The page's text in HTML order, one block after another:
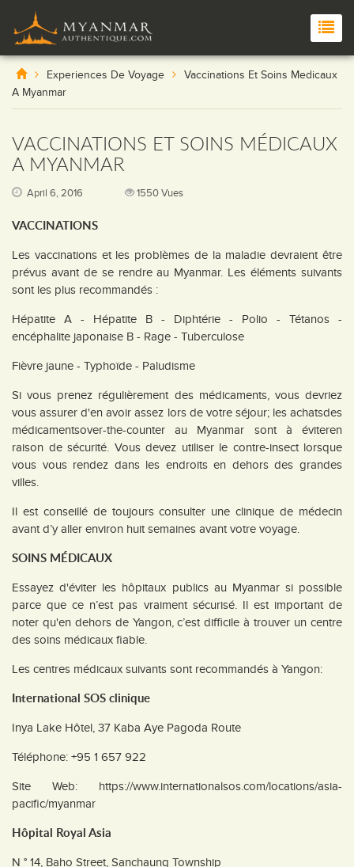
Experiences De Voyage
Vaccinations Et Soins Medicaux
A Myanmar
VACCINATIONS ET SOINS MÉDICAUX
A MYANMAR
April 6, 2016 1550 Vues
VACCINATIONS
Les vaccinations et les problèmes de la maladie devraient être
prévus avant de se rendre au Myanmar. Les éléments suivants
sont les plus recommandés :
Hépatite A - Hépatite B - Diphtérie - Polio - Tétanos -
encéphalite japonaise B - Rage - Tuberculose
Fièvre jaune - Typhoïde - Paludisme
Si vous prenez régulièrement des médicaments, vous devriez
vous assurer d'en avoir assez lors de votre séjour; les achatsdes
médicamentsover-the-counter au Myanmar sont à éviteren
raison de sécurité. Vous devez utiliser le contre-insect lorsque
vous vous rendez dans les endroits en dehors des grandes
villes.
Il est conseillé de toujours consulter une clinique de médecin
avant d’y aller environ huit semaines avant votre voyage.
SOINS MÉDICAUX
Essayez d'éviter les hôpitaux publics au Myanmar si possible
parce que ce n’est pas vraiment sécurisé. Il est important de
noter qu'en dehors de Yangon, c’est difficile à trouver un centre
des soins médicaux fiable.
Les centres médicaux suivants sont recommandés à Yangon:
International SOS clinique
Inya Lake Hôtel, 37 Kaba Aye Pagoda Route
Téléphone: +95 1 657 922
Site Web: https://www.internationalsos.com/locations/asia-
pacific/myanmar
Hôpital Royal Asia
N ° 14, Baho Street, Sanchaung Township